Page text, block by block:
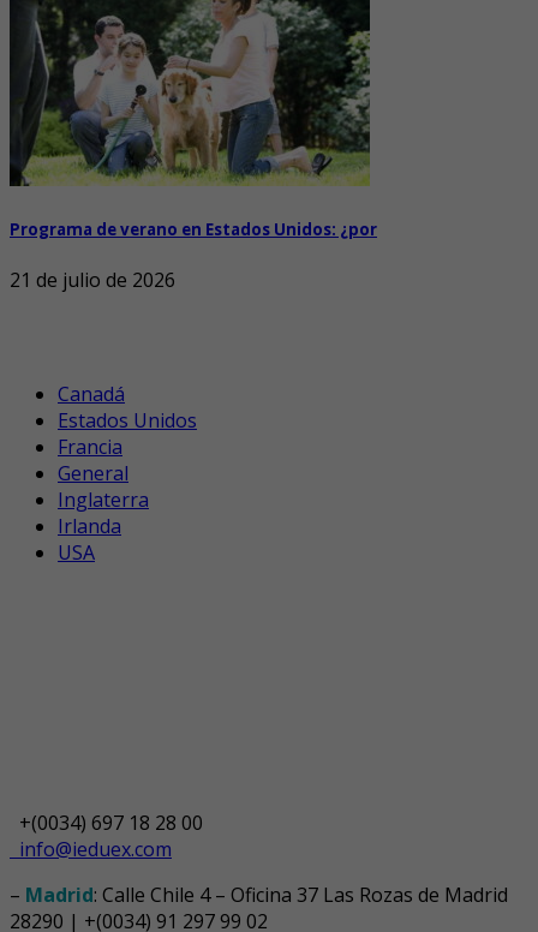
Programa de verano en Estados Unidos: ¿por
21 de julio de 2026
Canadá
Estados Unidos
Francia
General
Inglaterra
Irlanda
USA
+(0034) 697 18 28 00
info@ieduex.com
– Madrid: Calle Chile 4 – Oficina 37 Las Rozas de Madrid
28290 | +(0034) 91 297 99 02